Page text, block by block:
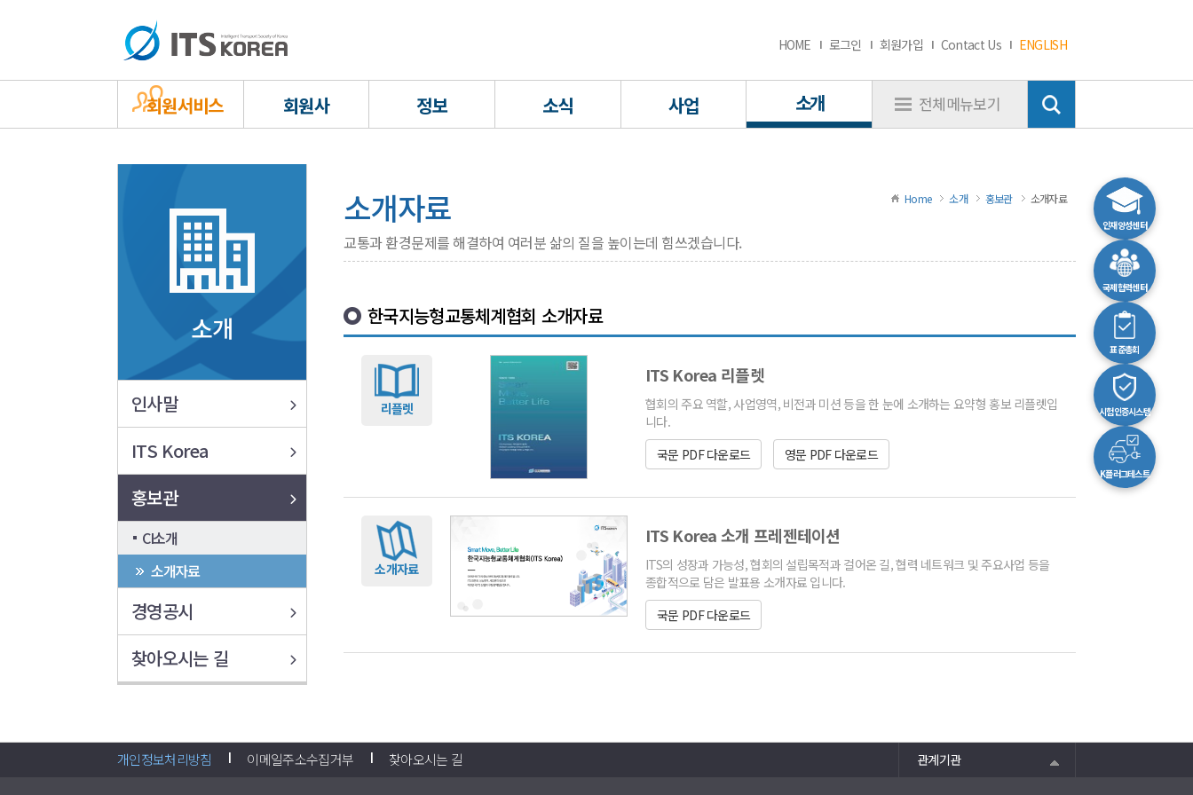
HOME 로그인 회원가입 Contact Us ENGLISH
회원서비스 회원사 정보 소식 사업 소개 전체메뉴보기
소개
인사말
ITS Korea
홍보관
CI소개
소개자료
경영공시
찾아오시는 길
Home 소개 홍보관 소개자료
소개자료
교통과 환경문제를 해결하여 여러분 삶의 질을 높이는데 힘쓰겠습니다.
한국지능형교통체계협회 소개자료
리플렛
ITS Korea 리플렛
협회의 주요 역할, 사업영역, 비전과 미션 등을 한 눈에 소개하는 요약형 홍보 리플렛입
니다.
국문 PDF 다운로드
영문 PDF 다운로드
소개자료
ITS Korea 소개 프레젠테이션
ITS의 성장과 가능성, 협회의 설립목적과 걸어온 길, 협력 네트워크 및 주요사업 등을
종합적으로 담은 발표용 소개자료 입니다.
국문 PDF 다운로드
개인정보처리방침 이메일주소수집거부 찾아오시는 길 관계기관
인재양성센터
국제협력센터
표준총회
시험인증시스템
K플러그테스트